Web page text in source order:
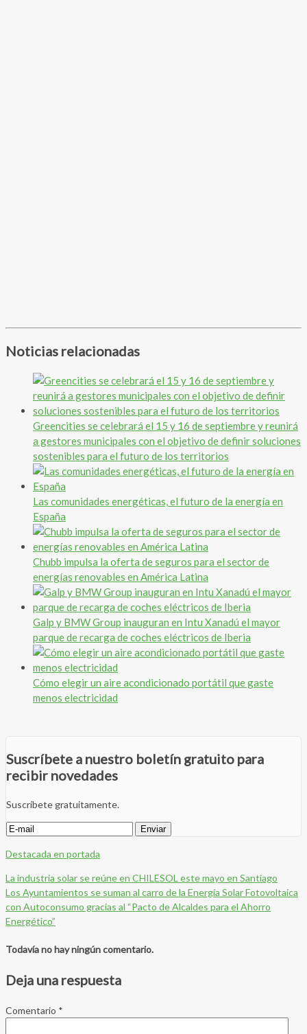
Noticias relacionadas
Greencities se celebrará el 15 y 16 de septiembre y reunirá
a gestores municipales con el objetivo de definir soluciones
sostenibles para el futuro de los territorios
Las comunidades energéticas, el futuro de la energía en
España
Chubb impulsa la oferta de seguros para el sector de
energías renovables en América Latina
Galp y BMW Group inauguran en Intu Xanadú el mayor
parque de recarga de coches eléctricos de Iberia
Cómo elegir un aire acondicionado portátil que gaste
menos electricidad
Suscríbete a nuestro boletín gratuito para
recibir novedades
Suscríbete gratuitamente.
Destacada en portada
La industria solar se reúne en CHILESOL este mayo en Santiago
Los Ayuntamientos se suman al carro de la Energía Solar Fotovoltaica
con Autoconsumo gracias al “Pacto de Alcaldes para el Ahorro
Energético”
Todavía no hay ningún comentario.
Deja una respuesta
Comentario *